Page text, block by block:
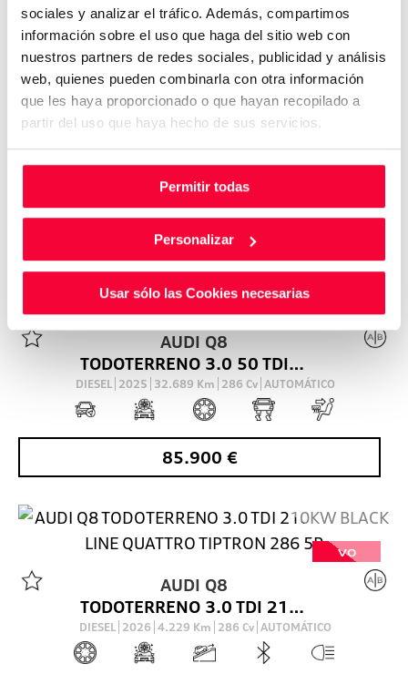
sociales y analizar el tráfico. Además, compartimos
información sobre el uso que haga del sitio web con
nuestros partners de redes sociales, publicidad y análisis
web, quienes pueden combinarla con otra información
que les haya proporcionado o que hayan recopilado a
partir del uso que haya hecho de sus servicios.
Permitir todas
Personalizar
Usar sólo las Cookies necesarias
AUDI Q8
TODOTERRENO 3.0 50 TDI MHEV BLACK LINE QUATTRO TIPTR 286 5P
DIESEL 2025 32.689 Km 286 Cv AUTOMÁTICO
85.900 €
VO
AUDI Q8
TODOTERRENO 3.0 TDI 210KW BLACK LINE QUATTRO TIPTRON 286 5P
DIESEL 2026 4.229 Km 286 Cv AUTOMÁTICO